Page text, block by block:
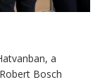
a
Bosch